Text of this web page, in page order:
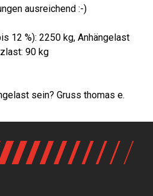
ausreichend :-)
12 %): 2250 kg, Anhängelast
90 kg
sein? Gruss thomas e.